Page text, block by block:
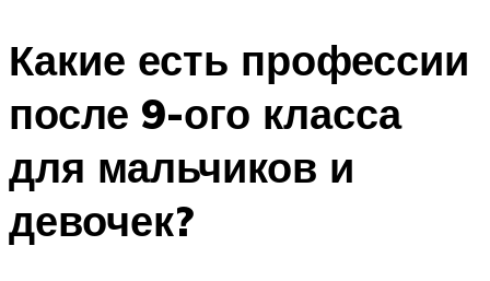
Какие есть профессии
после 9-ого класса
для мальчиков и
девочек?